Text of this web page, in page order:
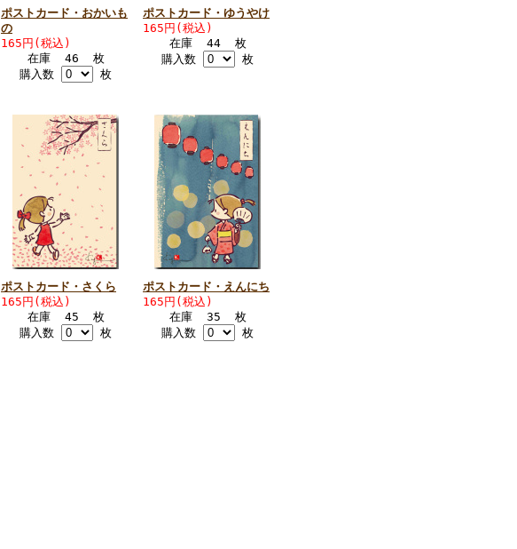
ポストカード・おかいも
の
165円(税込)
在庫 46 枚
購入数
枚
ポストカード・ゆうやけ
165円(税込)
在庫 44 枚
購入数
枚
ポストカード・さくら
165円(税込)
在庫 45 枚
購入数
枚
ポストカード・えんにち
165円(税込)
在庫 35 枚
購入数
枚